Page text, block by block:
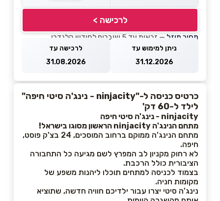
לרכישה >
מחיר מוזל — זכאות עד 5 שוברים לחודש קלנדרי
ניתן למימוש עד
31.12.2026
לרכישה עד
31.08.2026
כרטיס כניסה ל-"ninjacity - נינג'ה סיטי חיפה"
לילד ל-60 דק'
ninjacity - נינג'ה סיטי חיפה
מתחם הנינג'ה ninjacity הראשון מסוגו בישראל!
מתחם הנינג'ה ממוקם ברחוב המוסכים, 24 בצ'ק פוסט,
חיפה.
לא רחוק מקניון לב המפרץ לשם מגיעה כל התחבורה
הציבורית כולל הרכבת.
בצמוד לכניסה למתחים תוכלו ליהנות משפע של
מקומות חניה.
נינג'ה סיטי יצרו עבור ילדיכם חוויה חדשה, שתוציא